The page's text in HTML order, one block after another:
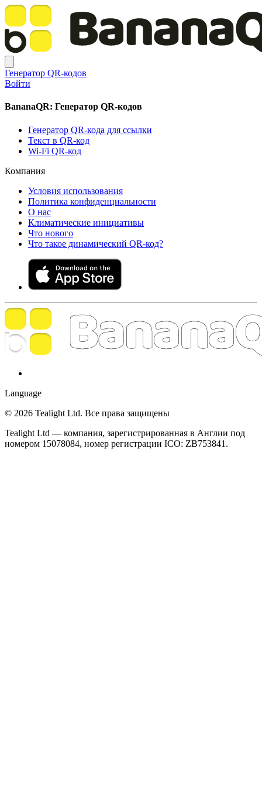
Генератор QR-кодов
Войти
BananaQR: Генератор QR-кодов
Генератор QR-кода для ссылки
Текст в QR-код
Wi-Fi QR-код
Компания
Условия использования
Политика конфиденциальности
О нас
Климатические инициативы
Что нового
Что такое динамический QR-код?
Language
© 2026 Tealight Ltd. Все права защищены
Tealight Ltd — компания, зарегистрированная в Англии под
номером 15078084, номер регистрации ICO: ZB753841.